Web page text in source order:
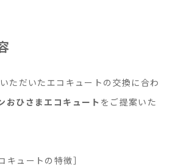
ただいたエコキュートの交換に合わ
おひさまエコキュート をご提案いた
キュートの特徴］